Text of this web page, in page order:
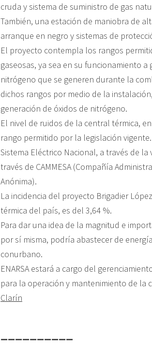
cruda y sistema de suministro de gas
También, una estación de maniobra de
arranque en negro y sistemas de
El proyecto contempla los rangos
gaseosas, ya sea en su funcionamiento
nitrógeno que se generen durante la
dichos rangos por medio de la
generación de óxidos de nitrógeno.
El nivel de ruidos de la central térmica,
rango permitido por la legislación
Sistema Eléctrico Nacional, a través de
través de CAMMESA (Compañía
Anónima).
La incidencia del proyecto Brigadier
térmica del país, es del 3,64 %.
Para dar una idea de la magnitud e
por sí misma, podría abastecer de
conurbano.
ENARSA estará a cargo del
para la operación y mantenimiento de la
Clarín
__________